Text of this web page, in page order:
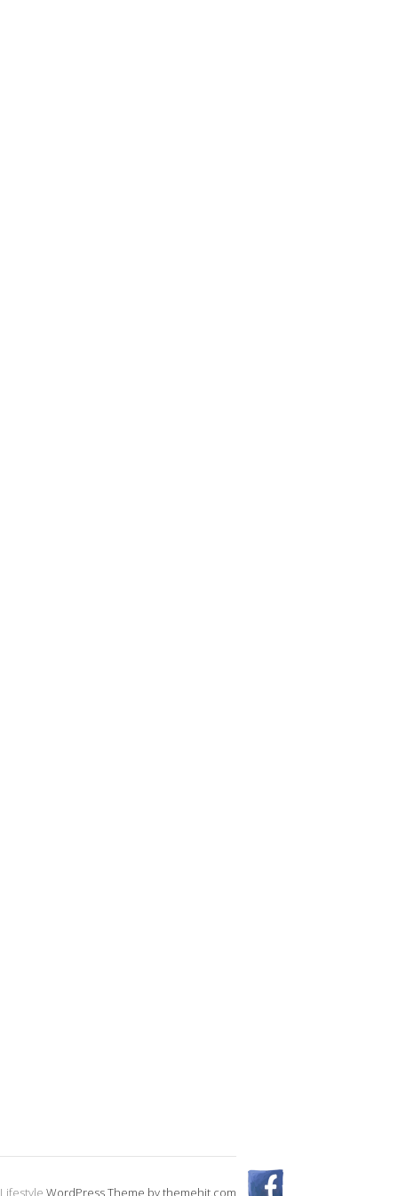
Lifestyle WordPress Theme by themehit.com